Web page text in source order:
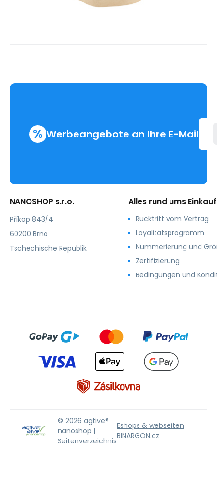
% Werbeangebote an Ihre E-Mail
NANOSHOP s.r.o.
Příkop 843/4
60200 Brno
Tschechische Republik
Alles rund ums
Rücktritt vom Vertrag
Loyalitätsprogramm
Nummerierung und
Zertifizierung
Bedingungen und
© 2026 agtive®
nanoshop |
Seitenverzeichnis
Eshops & webseiten
BINARGON.cz